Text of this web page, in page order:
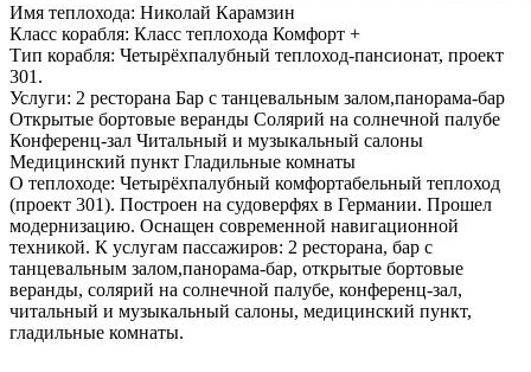
Имя теплохода: Николай Карамзин
Класс корабля: Класс теплохода Комфорт +
Тип корабля: Четырёхпалубный теплоход-пансионат, проект
301.
Услуги: 2 ресторана Бар с танцевальным залом,панорама-бар
Открытые бортовые веранды Солярий на солнечной палубе
Конференц-зал Читальный и музыкальный салоны
Медицинский пункт Гладильные комнаты
О теплоходе: Четырёхпалубный комфортабельный теплоход
(проект 301). Построен на судоверфях в Германии. Прошел
модернизацию. Оснащен современной навигационной
техникой. К услугам пассажиров: 2 ресторана, бар с
танцевальным залом,панорама-бар, открытые бортовые
веранды, солярий на солнечной палубе, конференц-зал,
читальный и музыкальный салоны, медицинский пункт,
гладильные комнаты.